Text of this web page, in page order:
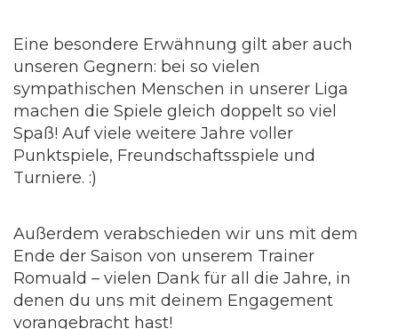
Eine besondere Erwähnung gilt aber auch
unseren Gegnern: bei so vielen
sympathischen Menschen in unserer Liga
machen die Spiele gleich doppelt so viel
Spaß! Auf viele weitere Jahre voller
Punktspiele, Freundschaftsspiele und
Turniere. :)
Außerdem verabschieden wir uns mit dem
Ende der Saison von unserem Trainer
Romuald – vielen Dank für all die Jahre, in
denen du uns mit deinem Engagement
vorangebracht hast!